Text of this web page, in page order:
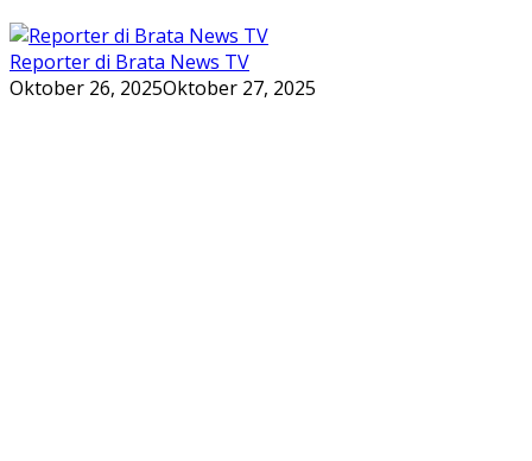
Reporter di Brata News TV
Oktober 26, 2025Oktober 27, 2025